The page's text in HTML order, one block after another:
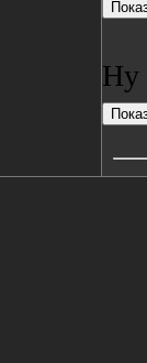
Ну